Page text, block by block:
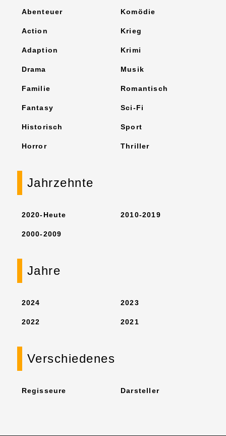
Abenteuer
Action
Adaption
Drama
Familie
Fantasy
Historisch
Horror
Komödie
Krieg
Krimi
Musik
Romantisch
Sci-Fi
Sport
Thriller
Jahrzehnte
2020-Heute
2000-2009
2010-2019
Jahre
2024
2022
2023
2021
Verschiedenes
Regisseure Darsteller